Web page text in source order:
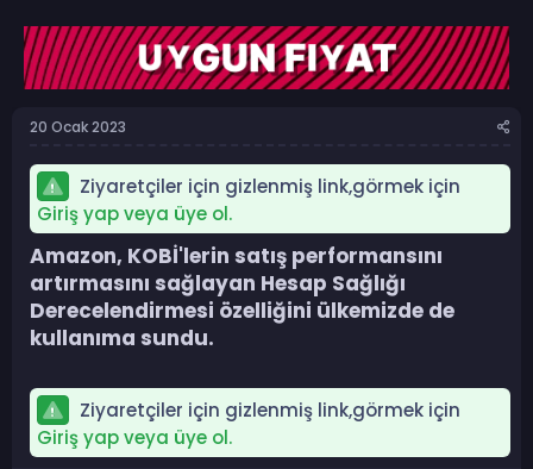
b
a
ş
l
t
ı
ç
t
a
i
i
20 Ocak 2023
Ziyaretçiler için gizlenmiş link,görmek için
Giriş yap veya üye ol.
Amazon, KOBİ'lerin satış performansını
artırmasını sağlayan Hesap Sağlığı
Derecelendirmesi özelliğini ülkemizde de
kullanıma sundu.​
Ziyaretçiler için gizlenmiş link,görmek için
Giriş yap veya üye ol.